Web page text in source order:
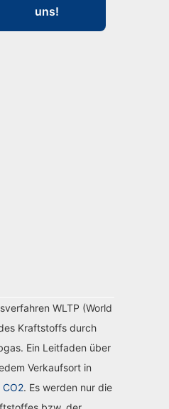
uns!
WLTP (World
Kraftstoffs durch
Ein Leitfaden über
Verkaufsort in
. Es werden nur die